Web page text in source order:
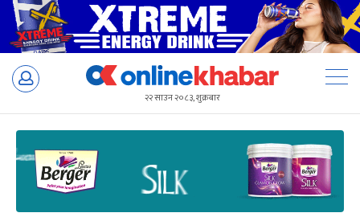
Skip
२२ साउन २०८३, शुक्रबार